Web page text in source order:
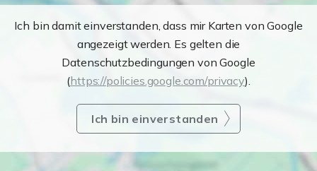
Ich bin damit einverstanden, dass mir Karten von Google
angezeigt werden. Es gelten die
Datenschutzbedingungen von Google
(https://policies.google.com/privacy).
Ich bin einverstanden